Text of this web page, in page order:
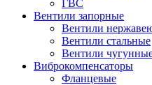
ГВС
Вентили запорные
Вентили
Вентили стальные
Вентили
Виброкомпенсаторы
Фланцевые